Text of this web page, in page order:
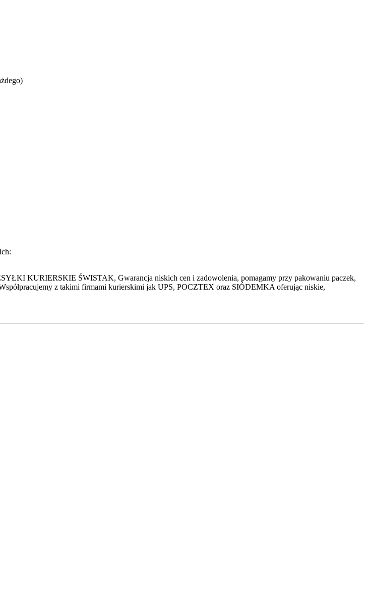
KURIERSKIE ŚWISTAK, Gwarancja niskich cen i zadowolenia, pomagamy przy pakowaniu paczek,
z takimi firmami kurierskimi jak UPS, POCZTEX oraz SIÓDEMKA oferując niskie,